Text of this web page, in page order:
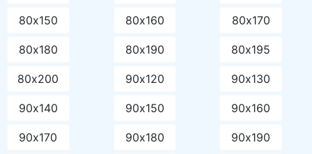
80х150 80х160 80х170
80х180 80х190 80х195
80х200 90х120 90х130
90х140 90х150 90х160
90х170 90х180 90х190